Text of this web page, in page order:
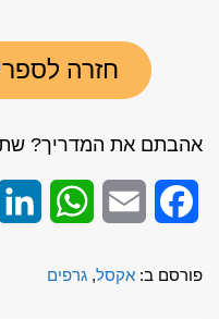
חזרה
אהבתם את המדריך?
Facebook
Email
פורסם ב: אקסל, גרפים